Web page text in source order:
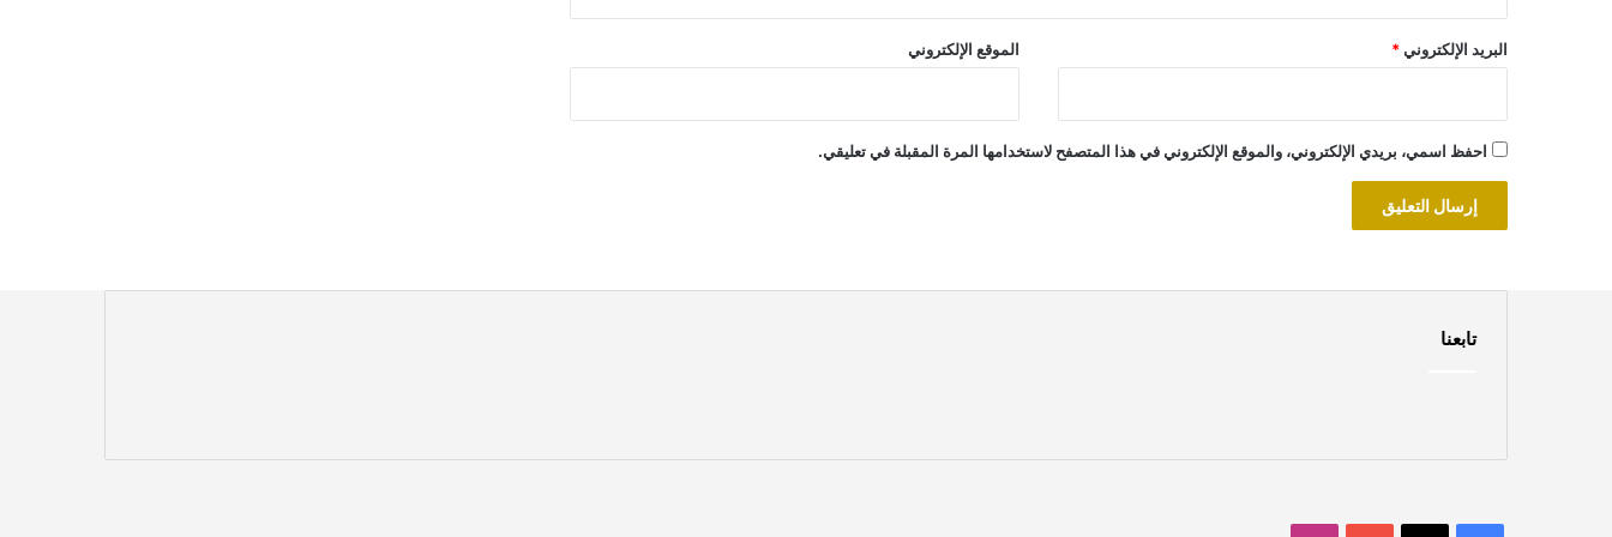
البريد الإلكتروني* الموقع الإلكتروني
احفظ اسمي، بريدي الإلكتروني، والموقع الإلكتروني في هذا المتصفح لاستخدامها المرة المقبلة في تعليقي.
تابعنا